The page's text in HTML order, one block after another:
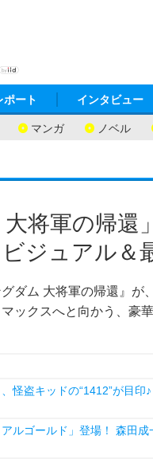
マンガ ノベル
ポート インタビュー
将軍の帰還
ジュアル＆
ダム 大将軍の帰還』
ックスへと向かう、豪
怪盗キッドの“1412”が目
ルゴールド」登場！ 森田